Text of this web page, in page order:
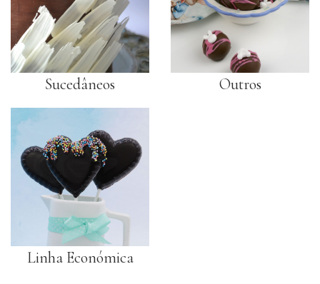
COMPLEMENTARES
VELAS
UTENSÍLIOS
TOPPERS
GIFTS
RECEITAS
Sucedâneos Outros
Linha Económica